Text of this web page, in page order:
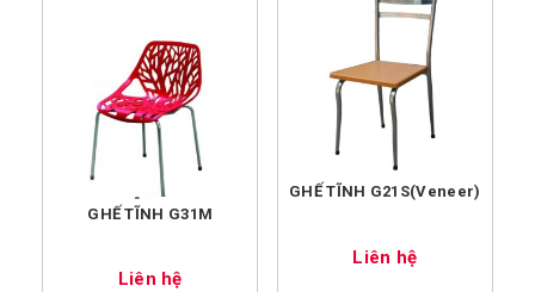
GHẾ TĨNH G21S(Veneer)
Liên hệ
GHẾ TĨNH G31M
Liên hệ